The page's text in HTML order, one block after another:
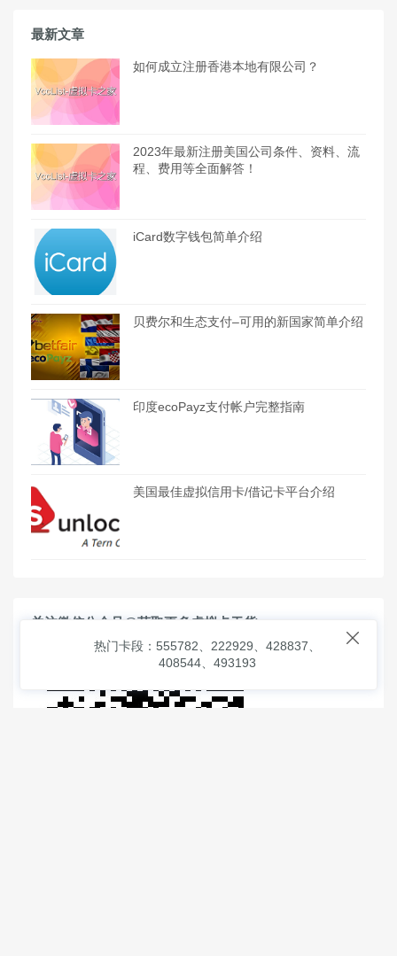
最新文章
如何成立注册香港本地有限公司？
2023年最新注册美国公司条件、资料、流
程、费用等全面解答！
iCard数字钱包简单介绍
贝费尔和生态支付–可用的新国家简单介绍
印度ecoPayz支付帐户完整指南
美国最佳虚拟信用卡/借记卡平台介绍
关注微信公众号@获取更多虚拟卡干货

热门卡段：555782、222929、428837、
408544、493193